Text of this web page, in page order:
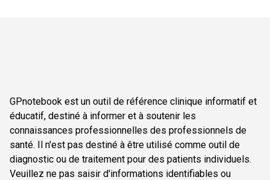
GPnotebook est un outil de référence clinique informatif et
éducatif, destiné à informer et à soutenir les
connaissances professionnelles des professionnels de
santé. Il n'est pas destiné à être utilisé comme outil de
diagnostic ou de traitement pour des patients individuels.
Veuillez ne pas saisir d'informations identifiables ou